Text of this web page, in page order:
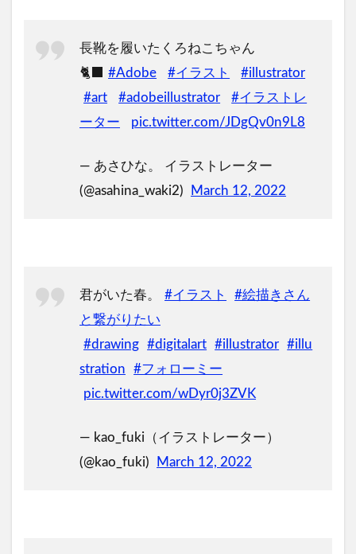
長靴を履いたくろねこちゃん
🐈‍⬛
#Adobe #イラスト
#illustrator
#art
#adobeillustrator
#イラストレ
ーター
pic.twitter.com/JDgQv0n9L8
— あさひな。 イラストレーター
(@asahina_waki2)
March 12, 2022
君がいた春。 #イラスト
#絵描きさん
と繋がりたい
#drawing #digitalart #illustrator
#illu
stration
#フォローミー
pic.twitter.com/wDyr0j3ZVK
— kao_fuki（イラストレーター）
(@kao_fuki)
March 12, 2022